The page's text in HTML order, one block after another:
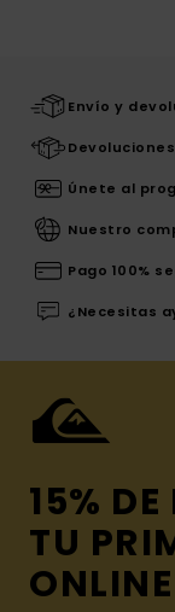
Envío y
Únete al
Nuestro
Pago 100%
¿Necesitas
15%
TU